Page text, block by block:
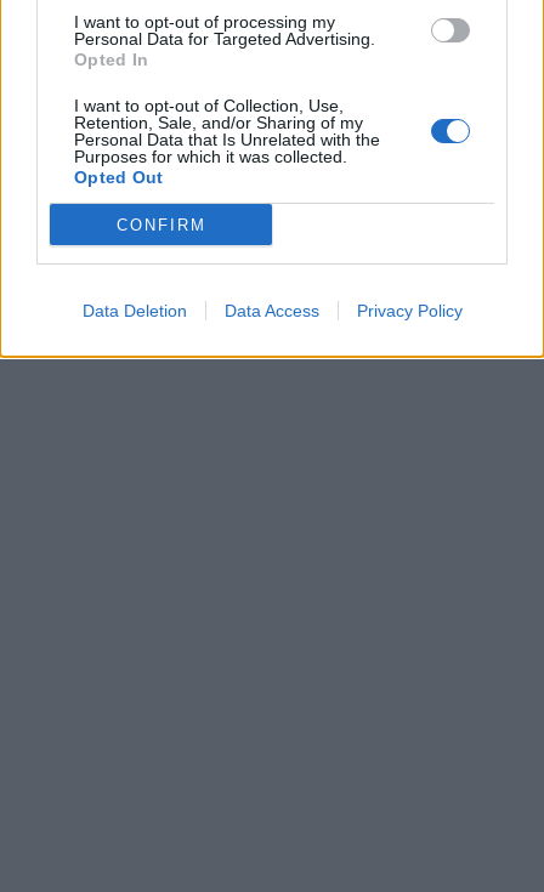
I want to opt-out of processing my
Personal Data for Targeted Advertising.
Opted In
I want to opt-out of Collection, Use,
Retention, Sale, and/or Sharing of my
Personal Data that Is Unrelated with the
Purposes for which it was collected.
Opted Out
CONFIRM
Data Deletion Data Access Privacy Policy